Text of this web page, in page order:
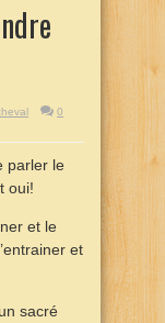
0
parler le
oui!
et le
et
sacré